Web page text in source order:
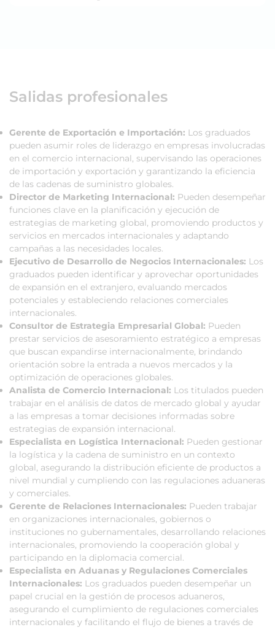
Salidas profesionales
Gerente de Exportación e Importación: Los graduados
pueden asumir roles de liderazgo en empresas involucradas
en el comercio internacional, supervisando las operaciones
de importación y exportación y garantizando la eficiencia
de las cadenas de suministro globales.
Director de Marketing Internacional: Pueden desempeñar
funciones clave en la planificación y ejecución de
estrategias de marketing global, promoviendo productos y
servicios en mercados internacionales y adaptando
campañas a las necesidades locales.
Ejecutivo de Desarrollo de Negocios Internacionales: Los
graduados pueden identificar y aprovechar oportunidades
de expansión en el extranjero, evaluando mercados
potenciales y estableciendo relaciones comerciales
internacionales.
Consultor de Estrategia Empresarial Global: Pueden
prestar servicios de asesoramiento estratégico a empresas
que buscan expandirse internacionalmente, brindando
orientación sobre la entrada a nuevos mercados y la
optimización de operaciones globales.
Analista de Comercio Internacional: Los titulados pueden
trabajar en el análisis de datos de mercado global y ayudar
a las empresas a tomar decisiones informadas sobre
estrategias de expansión internacional.
Especialista en Logística Internacional: Pueden gestionar
la logística y la cadena de suministro en un contexto
global, asegurando la distribución eficiente de productos a
nivel mundial y cumpliendo con las regulaciones aduaneras
y comerciales.
Gerente de Relaciones Internacionales: Pueden trabajar
en organizaciones internacionales, gobiernos o
instituciones no gubernamentales, desarrollando relaciones
internacionales, promoviendo la cooperación global y
participando en la diplomacia comercial.
Especialista en Aduanas y Regulaciones Comerciales
Internacionales: Los graduados pueden desempeñar un
papel crucial en la gestión de procesos aduaneros,
asegurando el cumplimiento de regulaciones comerciales
internacionales y facilitando el flujo de bienes a través de